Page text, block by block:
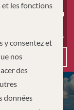
et les fonctions
y consentez et
nos
des
données